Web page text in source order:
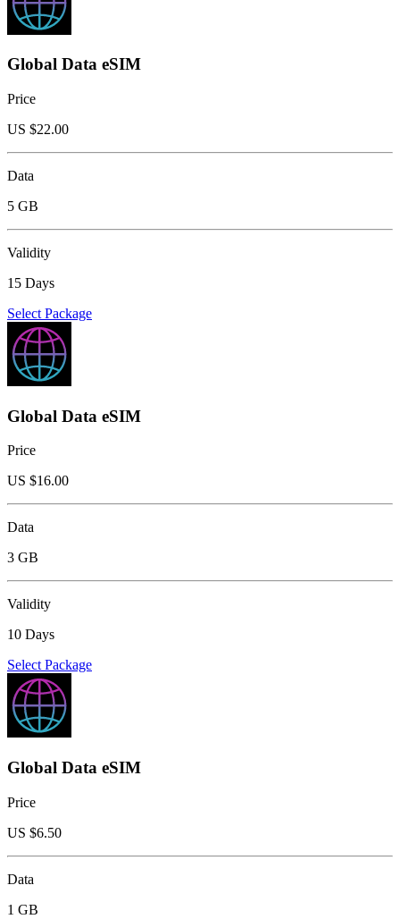
Global Data eSIM
Price
US $22.00
Data
5 GB
Validity
15 Days
Select Package
Global Data eSIM
Price
US $16.00
Data
3 GB
Validity
10 Days
Select Package
Global Data eSIM
Price
US $6.50
Data
1 GB